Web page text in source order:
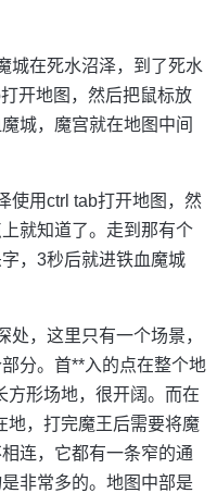
城在死水沼泽，到了死水
开地图，然后把鼠标放
城，魔宫就在地图中间
使用ctrl tab打开地图，然
就知道了。走到那有个
，3秒后就进铁血魔城
，这里只有一个场景，
分。首**入的点在整个地
方形场地，很开阔。而在
地，打完魔王后需要将魔
连，它都有一条窄的通
非常多的。地图中部是